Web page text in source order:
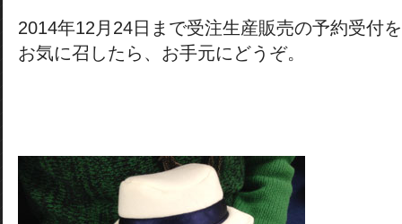
2014年12月24日まで受注生産販売の予約受付
お気に召したら、お手元にどうぞ。